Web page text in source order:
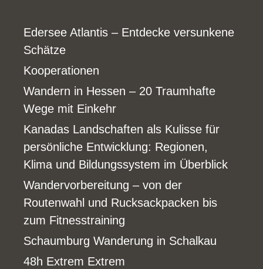
Edersee Atlantis – Entdecke versunkene
Schätze
Kooperationen
Wandern in Hessen – 20 Traumhafte
Wege mit Einkehr
Kanadas Landschaften als Kulisse für
persönliche Entwicklung: Regionen,
Klima und Bildungssystem im Überblick
Wandervorbereitung – von der
Routenwahl und Rucksackpacken bis
zum Fitnesstraining
Schaumburg Wanderung in Schalkau
48h Extrem Extrem